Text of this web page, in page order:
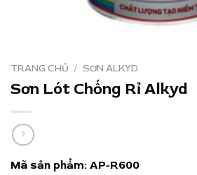
TRANG CHỦ / SƠN ALKYD
Sơn Lót Chống Rỉ Alkyd
Mã sản phẩm: AP-R600